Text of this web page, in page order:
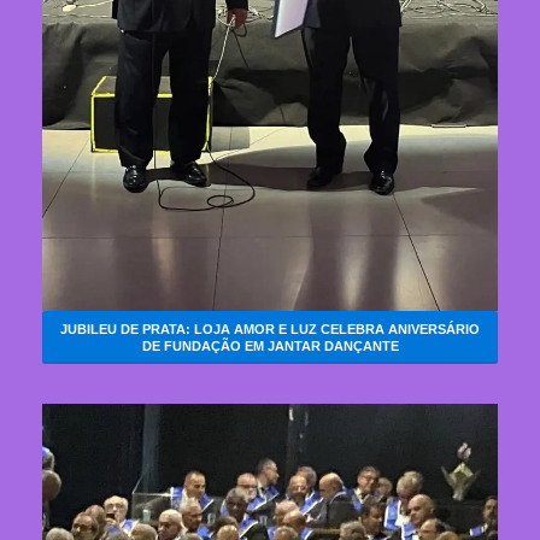
JUBILEU DE PRATA: LOJA AMOR E LUZ CELEBRA ANIVERSÁRIO
DE FUNDAÇÃO EM JANTAR DANÇANTE